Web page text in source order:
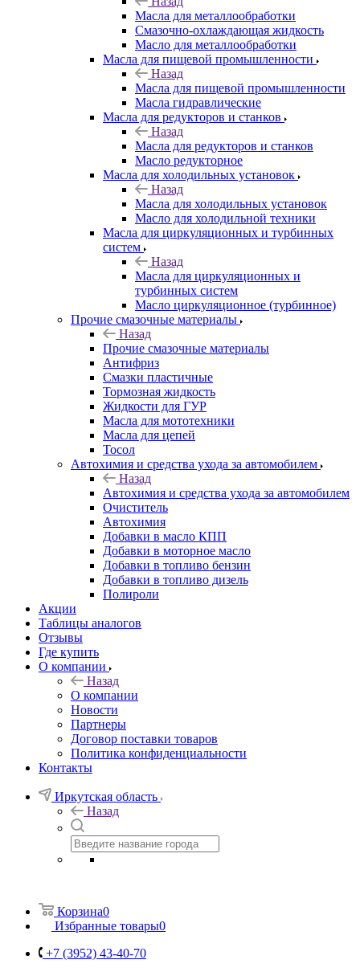
Масла для металлообработки
Смазочно-охлаждающая жидкость
Масло для металлообработки
Масла для пищевой промышленности
Назад
Масла для пищевой промышленности
Масла гидравлические
Масла для редукторов и станков
Назад
Масла для редукторов и станков
Масло редукторное
Масла для холодильных установок
Назад
Масла для холодильных установок
Масло для холодильной техники
Масла для циркуляционных и турбинных
систем
Назад
Масла для циркуляционных и
турбинных систем
Масло циркуляционное (турбинное)
Прочие смазочные материалы
Назад
Прочие смазочные материалы
Антифриз
Смазки пластичные
Тормозная жидкость
Жидкости для ГУР
Масла для мототехники
Масла для цепей
Тосол
Автохимия и средства ухода за автомобилем
Назад
Автохимия и средства ухода за автомобилем
Очиститель
Автохимия
Добавки в масло КПП
Добавки в моторное масло
Добавки в топливо бензин
Добавки в топливо дизель
Полироли
Акции
Таблицы аналогов
Отзывы
Где купить
О компании
Назад
О компании
Новости
Партнеры
Договор поставки товаров
Политика конфиденциальности
Контакты
Иркутская область
Назад
Корзина0
Избранные товары0
+7 (3952) 43-40-70